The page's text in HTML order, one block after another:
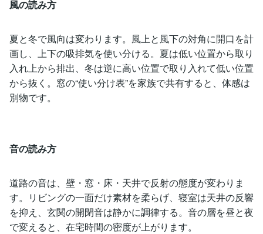
風の読み方
夏と冬で風向は変わります。風上と風下の対角に開口を計
画し、上下の吸排気を使い分ける。夏は低い位置から取り
入れ上から排出、冬は逆に高い位置で取り入れて低い位置
から抜く。窓の“使い分け表”を家族で共有すると、体感は
別物です。
音の読み方
道路の音は、壁・窓・床・天井で反射の態度が変わりま
す。リビングの一面だけ素材を柔らげ、寝室は天井の反響
を抑え、玄関の開閉音は静かに調律する。音の層を昼と夜
で変えると、在宅時間の密度が上がります。